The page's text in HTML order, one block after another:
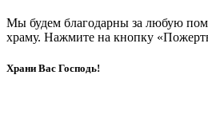
Мы будем благодарны за любую
храму. Нажмите на кнопку
Храни Вас Господь!